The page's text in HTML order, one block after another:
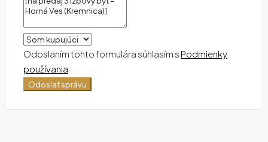
Odoslaním tohto formulára súhlasím s Podmienky
používania
Odoslať správu